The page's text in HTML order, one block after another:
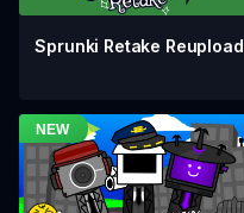
Sprunki Retake Reupload